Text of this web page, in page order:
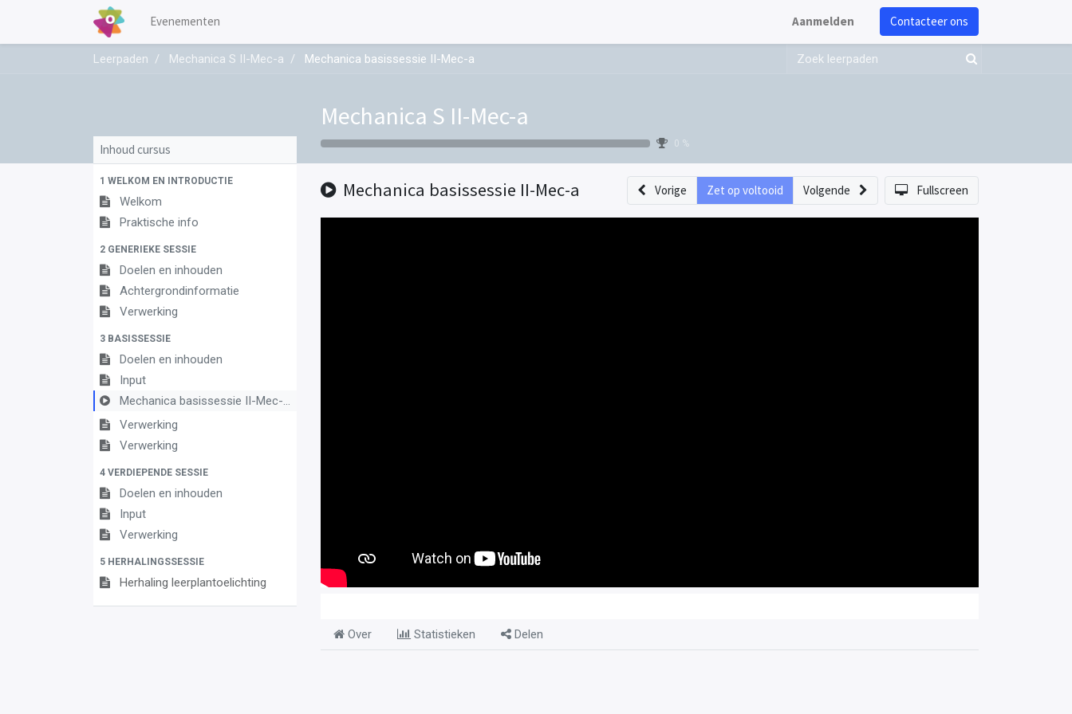
Evenementen Aanmelden Contacteer ons
Leerpaden Mechanica S II-Mec-a Mechanica basissessie II-Mec-a
Mechanica S II-Mec-a
0 %
Inhoud cursus
1 WELKOM EN INTRODUCTIE
Welkom
Praktische info
2 GENERIEKE SESSIE
Doelen en inhouden
Achtergrondinformatie
Verwerking
3 BASISSESSIE
Doelen en inhouden
Input
Mechanica basissessie II-Mec-a
Verwerking
Verwerking
4 VERDIEPENDE SESSIE
Doelen en inhouden
Input
Verwerking
5 HERHALINGSSESSIE
Herhaling leerplantoelichting
Mechanica basissessie II-Mec-a Vorige Zet op voltooid Volgende Fullscreen
Over Statistieken Delen